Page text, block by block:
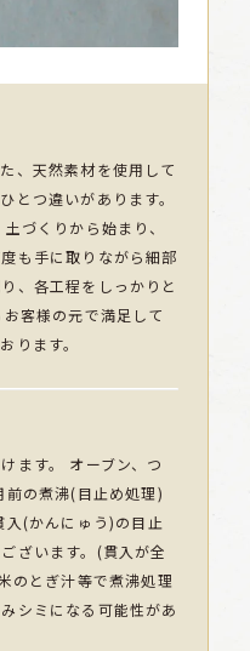
、天然素材を使用して
とつ違いがあります。
づくりから始まり、
も手に取りながら細部
、各工程をしっかりと
客様の元で満足して
ります。
ます。 オーブン、つ
前の煮沸(目止め処理)
入(かんにゅう)の目止
ざいます。(貫入が全
のとぎ汁等で煮沸処理
シミになる可能性があ